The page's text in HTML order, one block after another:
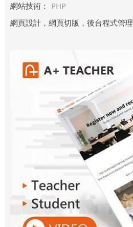
網站技術： PHP
網頁設計，網頁切版，後台程式管理